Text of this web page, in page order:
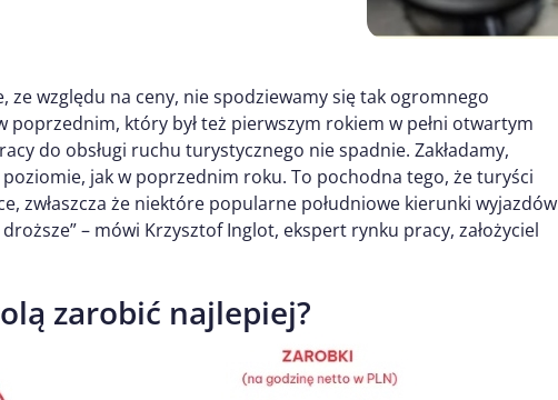
ze względu na ceny, nie spodziewamy się tak ogromnego
który był też pierwszym rokiem w pełni otwartym
do obsługi ruchu turystycznego nie spadnie. Zakładamy,
jak w poprzednim roku. To pochodna tego, że turyści
zwłaszcza że niektóre popularne południowe kierunki wyjazdów
– mówi Krzysztof Inglot, ekspert rynku pracy, założyciel
zarobić najlepiej?